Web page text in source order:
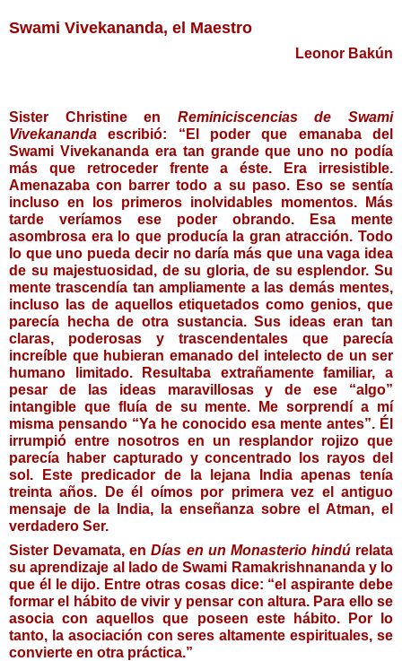
Swami Vivekananda, el Maestro
Leonor Bakún
Sister Christine en Reminiciscencias de Swami
Vivekananda escribió: “El poder que emanaba del
Swami Vivekananda era tan grande que uno no podía
más que retroceder frente a éste. Era irresistible.
Amenazaba con barrer todo a su paso. Eso se sentía
incluso en los primeros inolvidables momentos. Más
tarde veríamos ese poder obrando. Esa mente
asombrosa era lo que producía la gran atracción. Todo
lo que uno pueda decir no daría más que una vaga idea
de su majestuosidad, de su gloria, de su esplendor. Su
mente trascendía tan ampliamente a las demás mentes,
incluso las de aquellos etiquetados como genios, que
parecía hecha de otra sustancia. Sus ideas eran tan
claras, poderosas y trascendentales que parecía
increíble que hubieran emanado del intelecto de un ser
humano limitado. Resultaba extrañamente familiar, a
pesar de las ideas maravillosas y de ese “algo”
intangible que fluía de su mente. Me sorprendí a mí
misma pensando “Ya he conocido esa mente antes”. Él
irrumpió entre nosotros en un resplandor rojizo que
parecía haber capturado y concentrado los rayos del
sol. Este predicador de la lejana India apenas tenía
treinta años. De él oímos por primera vez el antiguo
mensaje de la India, la enseñanza sobre el Atman, el
verdadero Ser.
Sister Devamata, en Días en un Monasterio hindú relata
su aprendizaje al lado de Swami Ramakrishnananda y lo
que él le dijo. Entre otras cosas dice: “el aspirante debe
formar el hábito de vivir y pensar con altura. Para ello se
asocia con aquellos que poseen este hábito. Por lo
tanto, la asociación con seres altamente espirituales, se
convierte en otra práctica.”